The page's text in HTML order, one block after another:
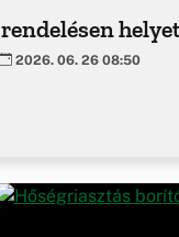
2026. 06. 26 08:50